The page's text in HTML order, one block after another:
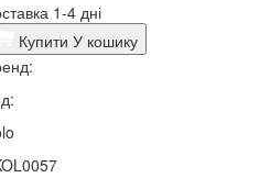
1-4 дні
Купити У кошику